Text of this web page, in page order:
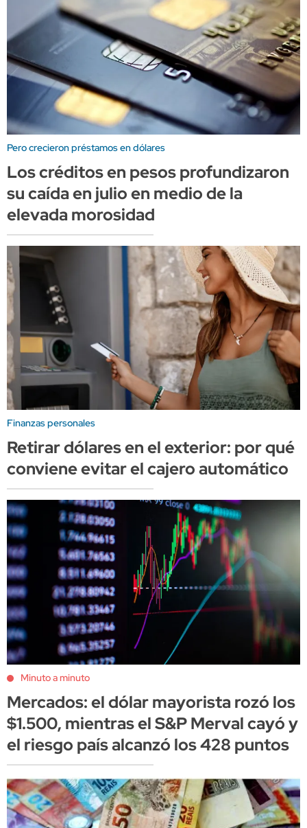
Pero crecieron préstamos en dólares
Los créditos en pesos profundizaron
su caída en julio en medio de la
elevada morosidad
Finanzas personales
Retirar dólares en el exterior: por qué
conviene evitar el cajero automático
Minuto a minuto
Mercados: el dólar mayorista rozó los
$1.500, mientras el S&P Merval cayó y
el riesgo país alcanzó los 428 puntos